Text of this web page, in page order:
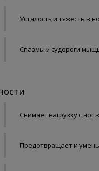
Усталость и тяжесть в
Спазмы и судороги
Снимает нагрузку с ног
Предотвращает и